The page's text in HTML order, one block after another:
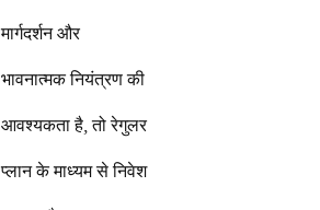
मार्गदर्शन और
भावनात्मक नियंत्रण की
आवश्यकता है, तो रेगुलर
प्लान के माध्यम से निवेश